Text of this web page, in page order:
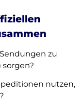
zu
sorgen?
nutzen,